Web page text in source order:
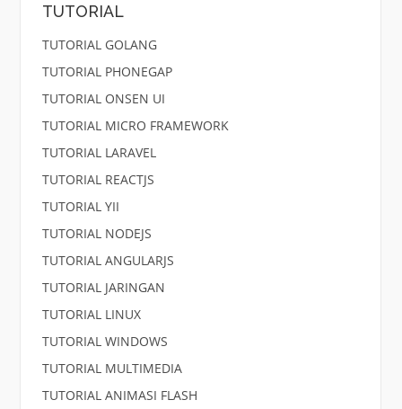
TUTORIAL
TUTORIAL GOLANG
TUTORIAL PHONEGAP
TUTORIAL ONSEN UI
TUTORIAL MICRO FRAMEWORK
TUTORIAL LARAVEL
TUTORIAL REACTJS
TUTORIAL YII
TUTORIAL NODEJS
TUTORIAL ANGULARJS
TUTORIAL JARINGAN
TUTORIAL LINUX
TUTORIAL WINDOWS
TUTORIAL MULTIMEDIA
TUTORIAL ANIMASI FLASH